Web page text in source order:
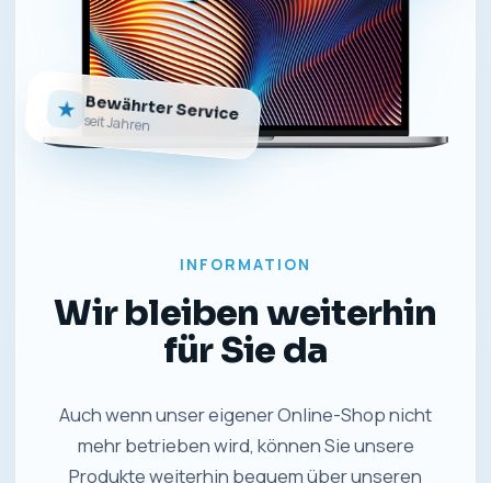
★ Bewährter Service
seit Jahren
INFORMATION
Wir bleiben weiterhin
für Sie da
Auch wenn unser eigener Online-Shop nicht
mehr betrieben wird, können Sie unsere
Produkte weiterhin bequem über unseren